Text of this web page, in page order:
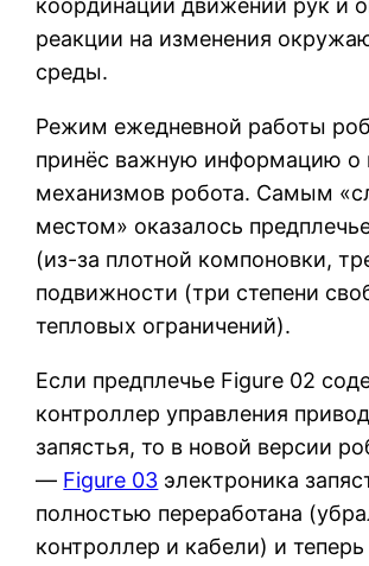
координации движений рук и
реакции на изменения
среды.
Режим ежедневной работы
принёс важную информацию о
механизмов робота. Самым
местом» оказалось
(из-за плотной компоновки,
подвижности (три степени
тепловых ограничений).
Если предплечье Figure 02
контроллер управления
запястья, то в новой версии
— Figure 03 электроника
полностью переработана
контроллер и кабели) и